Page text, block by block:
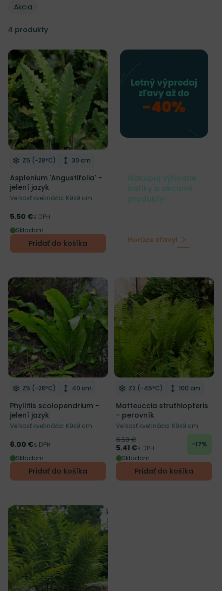
Typ zľavy
Typ zľavy
Akcia
4 produkty
Odober do zoznamu želaní
Mrazuvzdornosť
Z5 (-28°C) Výška rastliny
30 cm
Asplenium 'Angustifolia' -
jelení jazyk
Veľkosť kvetináča: K9x9 cm
Cena
5.50 €s DPH
Skladom
Pridať do košíka
Nakupuj výhodné
balíky a akciové
produkty
Horúce zľavy!
Odober do zoznamu želaní
Mrazuvzdornosť
Z5 (-28°C) Výška rastliny
40 cm
Phyllitis scolopendrium -
jelení jazyk
Veľkosť kvetináča: K9x9 cm
Cena
6.00 €s DPH
Skladom
Pridať do košíka
Zľava
Odober do zoznamu želaní
Mrazuvzdornosť
Z2 (-45°C) Výška
100 cm
Matteuccia struthiopteris
- perovník
Veľkosť kvetináča: K9x9 cm
Pôvodná cena
6.50 €
Cena
5.41 €s DPH
-17%
Skladom
Pridať do košíka